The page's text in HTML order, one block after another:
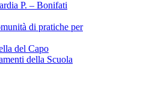
P. – Bonifati
di pratiche per
del Capo
della Scuola